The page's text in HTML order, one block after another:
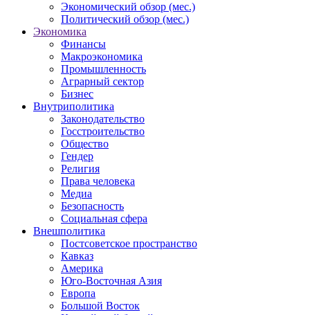
Экономический обзор (мес.)
Политический обзор (мес.)
Экономика
Финансы
Макроэкономика
Промышленность
Аграрный сектор
Бизнес
Внутриполитика
Законодательство
Госстроительство
Общество
Гендер
Религия
Права человека
Медиа
Безопасность
Социальная сфера
Внешполитика
Постсоветское пространство
Кавказ
Америка
Юго-Восточная Азия
Европа
Большой Восток